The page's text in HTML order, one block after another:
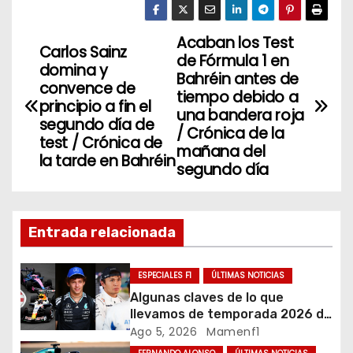
er e
b
o
o
k
e
dI
n
N
v
a
c
i
ó
Acaban los Test
de Fórmula 1 en
Bahréin antes de
tiempo debido a
una bandera roja
/ Crónica de la
mañana del
segundo día
Carlos Sainz
domina y
convence de
principio a fin el
segundo día de
test / Crónica de
la tarde en Bahréin
Entrada relacionada
ESPECIALES F1 ÚLTIMAS NOTICIAS
Algunas claves de lo que
llevamos de temporada 2026 de
Fórmula 1
Ago 5, 2026 Mamenf1